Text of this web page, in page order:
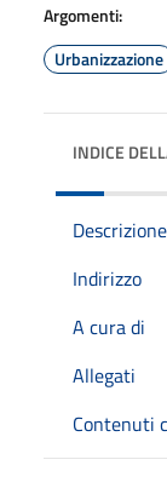
Argomenti:
Urbanizzazione
INDICE
Descrizione
Indirizzo
A cura di
Allegati
Contenuti